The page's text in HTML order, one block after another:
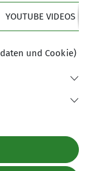
sind
ihr
YOUTUBE VIDEOS
und Cookie)